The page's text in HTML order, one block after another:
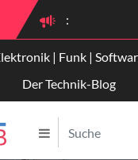
:
:
| Funk |
Der Technik-Blog